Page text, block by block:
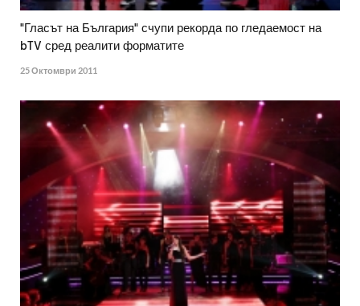
"Гласът на България" счупи рекорда по гледаемост на
bTV сред реалити форматите
25 Октомври 2011